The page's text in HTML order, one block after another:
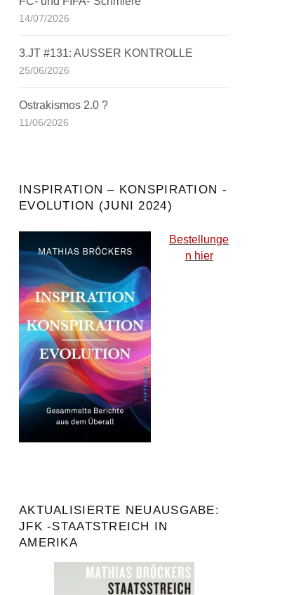
14/07/2026
3.JT #131: AUSSER KONTROLLE
25/06/2026
Ostrakismos 2.0 ?
11/06/2026
INSPIRATION – KONSPIRATION -
EVOLUTION (JUNI 2024)
Bestellunge
n hier
AKTUALISIERTE NEUAUSGABE:
JFK -STAATSTREICH IN
AMERIKA